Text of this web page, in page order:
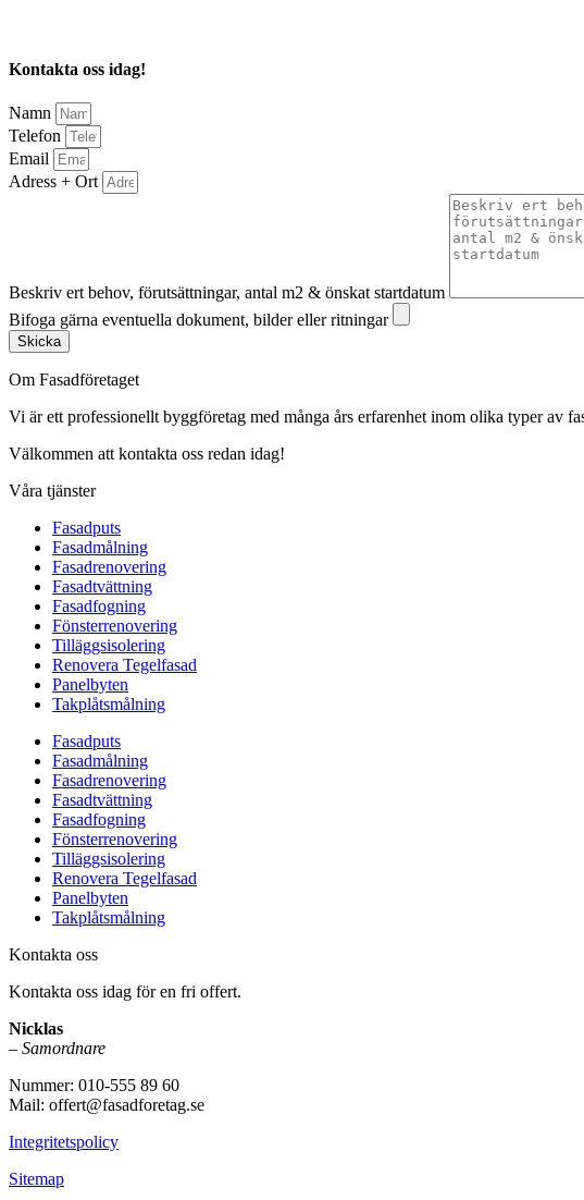
Kontakta oss idag!
Namn
Telefon
Email
Adress + Ort
Beskriv ert behov, förutsättningar, antal m2 & önskat startdatum
Bifoga gärna eventuella dokument, bilder eller ritningar
Skicka
Om Fasadföretaget
Vi är ett professionellt byggföretag med många års erfarenhet inom olika typer av
Välkommen att kontakta oss redan idag!
Våra tjänster
Fasadputs
Fasadmålning
Fasadrenovering
Fasadtvättning
Fasadfogning
Fönsterrenovering
Tilläggsisolering
Renovera Tegelfasad
Panelbyten
Takplåtsmålning
Fasadputs
Fasadmålning
Fasadrenovering
Fasadtvättning
Fasadfogning
Fönsterrenovering
Tilläggsisolering
Renovera Tegelfasad
Panelbyten
Takplåtsmålning
Kontakta oss
Kontakta oss idag för en fri offert.
Nicklas
– Samordnare
Nummer: 010-555 89 60
Mail: offert@fasadforetag.se
Integritetspolicy
Sitemap